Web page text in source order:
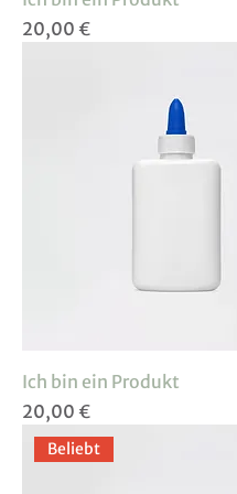
Preis
20,00 €
Ich bin ein Produkt
Preis
20,00 €
Beliebt